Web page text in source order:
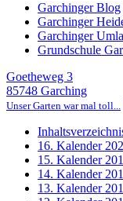
Garchinger Blog
Garchinger
Garchinger
Grundschule
Goetheweg 3
85748 Garching
Unser Garten war mal toll...
16. Kalender
15. Kalender
14. Kalender
13. Kalender